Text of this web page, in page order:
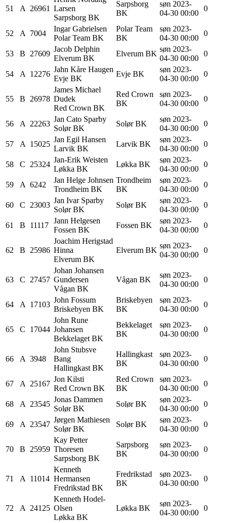
51 A 26961 Larsen
Sarpsborg BK
Sarpsborg
BK
søn 2023-
04-30 00:00
0
52 A 7004
Ingar Gabrielsen
Polar Team BK
Polar Team
BK
søn 2023-
04-30 00:00
0
53 B 27609
Jacob Delphin
Elverum BK
Elverum BK
søn 2023-
04-30 00:00
0
54 A 12276
Jahn Kåre Haugen
Evje BK
Evje BK
søn 2023-
04-30 00:00
0
55 B 26978
James Michael
Dudek
Red Crown BK
Red Crown
BK
søn 2023-
04-30 00:00
0
56 A 22263
Jan Cato Sparby
Solør BK
Solør BK
søn 2023-
04-30 00:00
0
57 A 15025
Jan Egil Hansen
Larvik BK
Larvik BK
søn 2023-
04-30 00:00
0
58 C 25324
Jan-Erik Weisten
Løkka BK
Løkka BK
søn 2023-
04-30 00:00
0
59 A 6242
Jan Helge Johnsen
Trondheim BK
Trondheim
BK
søn 2023-
04-30 00:00
0
60 C 23003
Jan Ivar Sparby
Solør BK
Solør BK
søn 2023-
04-30 00:00
0
61 B 11117
Jann Helgesen
Fossen BK
Fossen BK
søn 2023-
04-30 00:00
0
62 B 25986
Joachim Herigstad
Hinna
Elverum BK
Elverum BK
søn 2023-
04-30 00:00
0
63 C 27457
Johan Johansen
Gundersen
Vågan BK
Vågan BK
søn 2023-
04-30 00:00
0
64 A 17103
John Fossum
Briskebyen BK
Briskebyen
BK
søn 2023-
04-30 00:00
0
65 C 17044
John Rune
Johansen
Bekkelaget BK
Bekkelaget
BK
søn 2023-
04-30 00:00
0
66 A 3948
John Stubsve
Bang
Hallingkast BK
Hallingkast
BK
søn 2023-
04-30 00:00
0
67 A 25167
Jon Kilsti
Red Crown BK
Red Crown
BK
søn 2023-
04-30 00:00
0
68 A 23545
Jonas Dammen
Solør BK
Solør BK
søn 2023-
04-30 00:00
0
69 A 23547
Jørgen Mathiesen
Solør BK
Solør BK
søn 2023-
04-30 00:00
0
70 B 25959
Kay Petter
Thoresen
Sarpsborg BK
Sarpsborg
BK
søn 2023-
04-30 00:00
0
71 A 11014
Kenneth
Hermansen
Fredrikstad BK
Fredrikstad
BK
søn 2023-
04-30 00:00
0
72 A 24125
Kenneth Hodel-
Olsen
Løkka BK
Løkka BK
søn 2023-
04-30 00:00
0